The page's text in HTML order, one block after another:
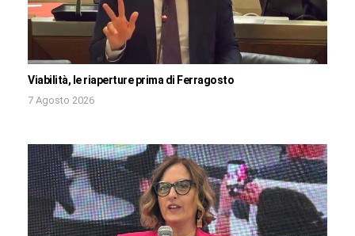
Viabilità, le riaperture prima di Ferragosto
7 Agosto 2026